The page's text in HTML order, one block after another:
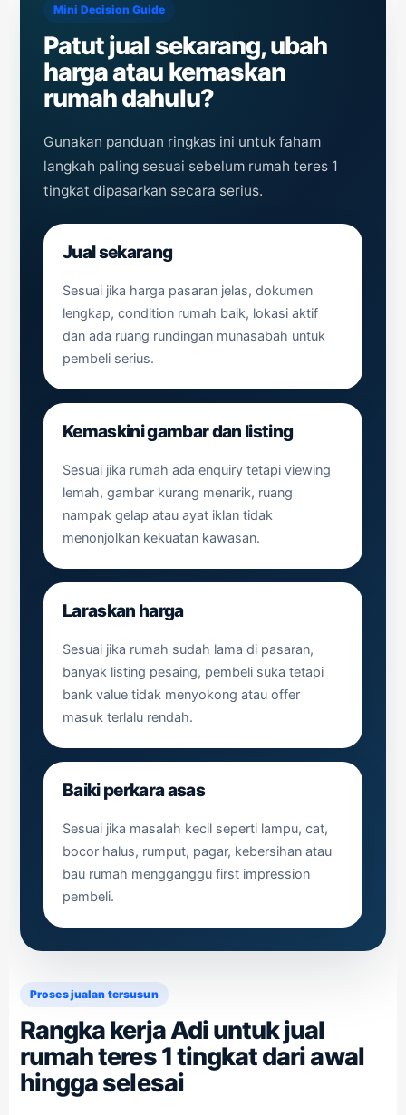
Mini Decision Guide
Patut jual sekarang, ubah
harga atau kemaskan
rumah dahulu?
Gunakan panduan ringkas ini untuk faham
langkah paling sesuai sebelum rumah teres 1
tingkat dipasarkan secara serius.
Jual sekarang
Sesuai jika harga pasaran jelas, dokumen
lengkap, condition rumah baik, lokasi aktif
dan ada ruang rundingan munasabah untuk
pembeli serius.
Kemaskini gambar dan listing
Sesuai jika rumah ada enquiry tetapi viewing
lemah, gambar kurang menarik, ruang
nampak gelap atau ayat iklan tidak
menonjolkan kekuatan kawasan.
Laraskan harga
Sesuai jika rumah sudah lama di pasaran,
banyak listing pesaing, pembeli suka tetapi
bank value tidak menyokong atau offer
masuk terlalu rendah.
Baiki perkara asas
Sesuai jika masalah kecil seperti lampu, cat,
bocor halus, rumput, pagar, kebersihan atau
bau rumah mengganggu first impression
pembeli.
Proses jualan tersusun
Rangka kerja Adi untuk jual
rumah teres 1 tingkat dari awal
hingga selesai